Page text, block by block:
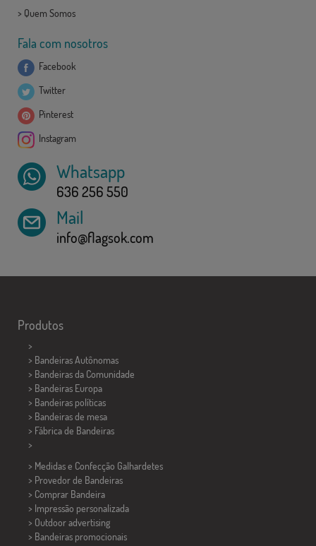
> Quem Somos
Fala com nosotros
Facebook
Twitter
Pinterest
Instagram
Whatsapp
636 256 550
Mail
info@flagsok.com
Produtos
>
> Bandeiras Autônomas
> Bandeiras da Comunidade
> Bandeiras Europa
> Bandeiras políticas
> Bandeiras de mesa
> Fábrica de Bandeiras
>
> Medidas e Confecção Galhardetes
> Provedor de Bandeiras
> Comprar Bandeira
> Impressão personalizada
> Outdoor advertising
> Bandeiras promocionais